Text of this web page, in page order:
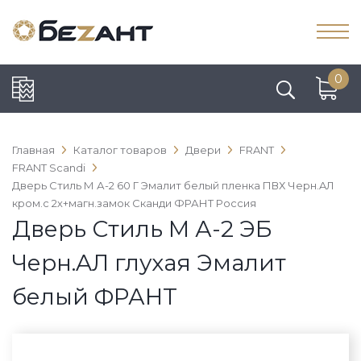
0
Главная Каталог товаров Двери
FRANT
FRANT Scandi
Дверь Стиль М А-2 60 Г Эмалит белый пленка ПВХ Черн.AЛ
кром.c 2х+магн.замок Сканди ФРАНТ Россия
Дверь Стиль М А-2 ЭБ
Черн.AЛ глухая Эмалит
белый ФРАНТ